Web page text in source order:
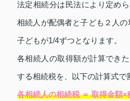
法定相続分は民法により定め
相続人が配偶者と子ども２人の
子どもが1/4ずつとなります。
各相続人の取得額が計算でき
する相続税を、以下の計算式で
各相続人の相続税 ＝ 取得金額×